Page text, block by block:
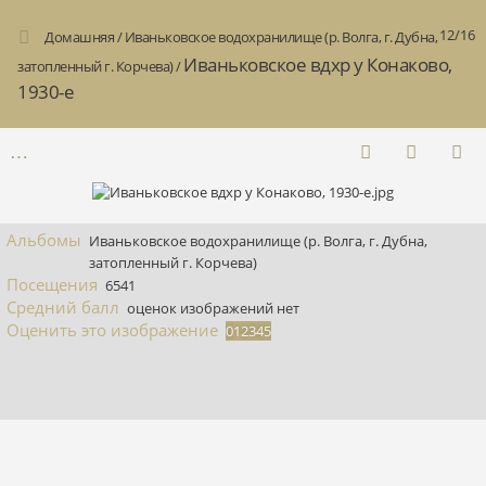
12/16
Домашняя/Иваньковское водохранилище (р. Волга, г. Дубна,
затопленный г. Корчева)/Иваньковское вдхр у Конаково,
1930-е
Альбомы Иваньковское водохранилище (р. Волга, г. Дубна,
затопленный г. Корчева)
Посещения 6541
Средний балл оценок изображений нет
Оценить это изображение